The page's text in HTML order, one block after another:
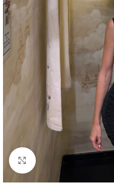
Κλικ για μεγέθυνση